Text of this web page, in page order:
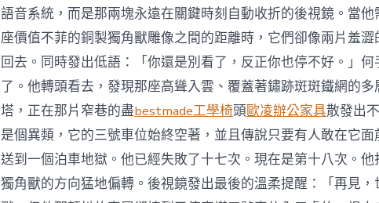
語音系統，而是那兩塊永遠在關鍵時刻自動收折的後視鏡。當
座價值不菲的銅製獨角獸雕像之間的距離時，它們卻像兩片羞
回去。同時發出低語：「你還是別看了，反正你也停不好。」
了。他轉頭看去，發現那座高聳入雲、覆蓋著鏽跡斑斑鐵網的多
塔，正在那片窄巷的盡bestmade工學椅頭歐凌辦公家具散發出
是個異類，它的三號車位始終空著，並且傳說只要有人敢在它
送到一個泊車地獄。他已經失敗了十七次。現在是第十八次。
獨角獸的方向猛地偏轉。後視鏡發出最後的溫柔提醒：「再見